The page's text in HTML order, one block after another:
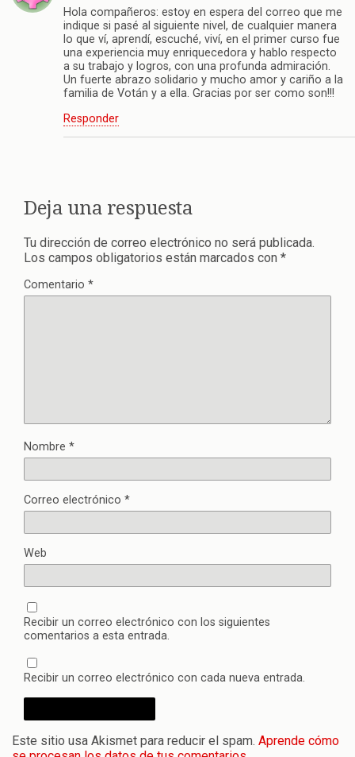
Hola compañeros: estoy en espera del correo que me
indique si pasé al siguiente nivel, de cualquier manera
lo que ví, aprendí, escuché, viví, en el primer curso fue
una experiencia muy enriquecedora y hablo respecto
a su trabajo y logros, con una profunda admiración.
Un fuerte abrazo solidario y mucho amor y cariño a la
familia de Votán y a ella. Gracias por ser como son!!!
Responder
Deja una respuesta
Tu dirección de correo electrónico no será publicada.
Los campos obligatorios están marcados con *
Comentario *
Nombre *
Correo electrónico *
Web
Recibir un correo electrónico con los siguientes
comentarios a esta entrada.
Recibir un correo electrónico con cada nueva entrada.
Este sitio usa Akismet para reducir el spam. Aprende cómo